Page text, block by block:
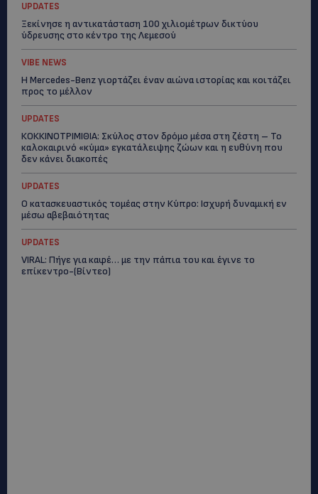
UPDATES
Ξεκίνησε η αντικατάσταση 100 χιλιομέτρων δικτύου
ύδρευσης στο κέντρο της Λεμεσού
VIBE NEWS
Η Mercedes-Benz γιορτάζει έναν αιώνα ιστορίας και κοιτάζει
προς το μέλλον
UPDATES
ΚΟΚΚΙΝΟΤΡΙΜΙΘΙΑ: Σκύλος στον δρόμο μέσα στη ζέστη – Το
καλοκαιρινό «κύμα» εγκατάλειψης ζώων και η ευθύνη που
δεν κάνει διακοπές
UPDATES
Ο κατασκευαστικός τομέας στην Κύπρο: Ισχυρή δυναμική εν
μέσω αβεβαιότητας
UPDATES
VIRAL: Πήγε για καφέ… με την πάπια του και έγινε το
επίκεντρο-(Βίντεο)